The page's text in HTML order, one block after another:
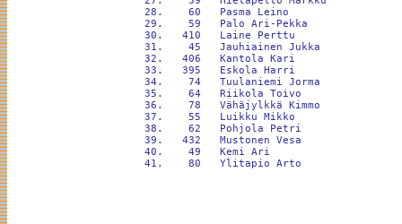
28.    60   Pasma Leino
29.    59   Palo Ari-Pekka
30.   410   Laine Perttu
31.    45   Jauhiainen Jukka
32.   406   Kantola Kari
33.   395   Eskola Harri
34.    74   Tuulaniemi Jorma
35.    64   Riikola Toivo
36.    78   Vähäjylkkä Kimmo
37.    55   Luikku Mikko
38.    62   Pohjola Petri
39.   432   Mustonen Vesa
40.    49   Kemi Ari